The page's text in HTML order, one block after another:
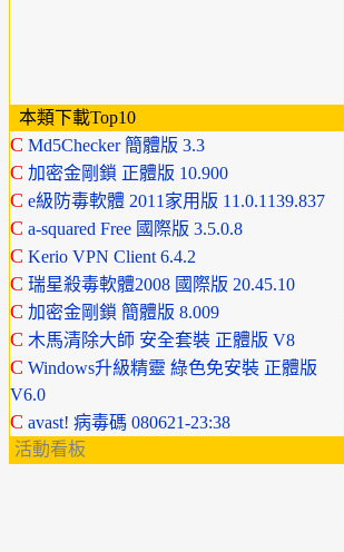
本類下載Top10
C Md5Checker 簡體版 3.3
C 加密金剛鎖 正體版 10.900
C e級防毒軟體 2011家用版 11.0.1139.837
C a-squared Free 國際版 3.5.0.8
C Kerio VPN Client 6.4.2
C 瑞星殺毒軟體2008 國際版 20.45.10
C 加密金剛鎖 簡體版 8.009
C 木馬清除大師 安全套裝 正體版 V8
C Windows升級精靈 綠色免安裝 正體版
V6.0
C avast! 病毒碼 080621-23:38
活動看板